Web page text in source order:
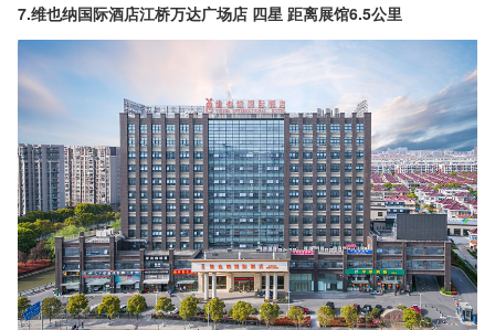
7.维也纳国际酒店江桥万达广场店 四星 距离展馆6.5公里